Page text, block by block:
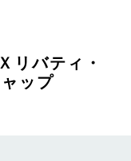
リバティ・
ップ